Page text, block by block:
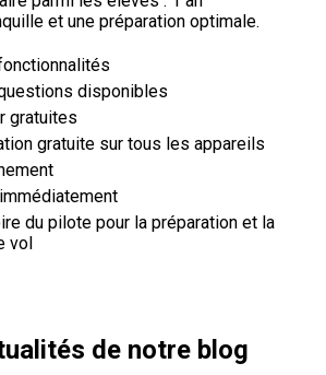
et une préparation optimale.
disponibles
gratuites
gratuite sur tous les appareils
du pilote pour la préparation et la
vol
de notre blog